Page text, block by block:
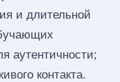
и длительной
аутентичности;
контакта.